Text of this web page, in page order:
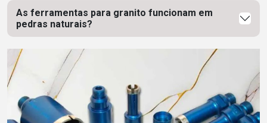
As ferramentas para granito funcionam em
pedras naturais?